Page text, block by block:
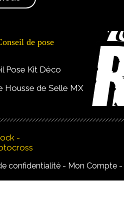
de pose
Pose Kit Déco
Housse de Selle MX
-
confidentialité Mon Compte